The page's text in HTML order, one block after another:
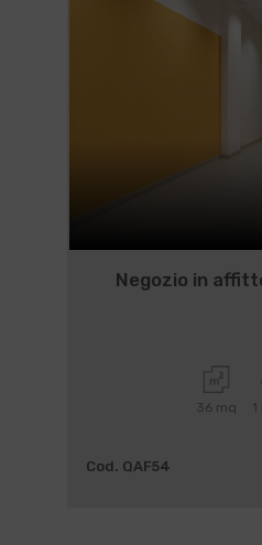
Negozio in
36 mq
Cod. QAF54